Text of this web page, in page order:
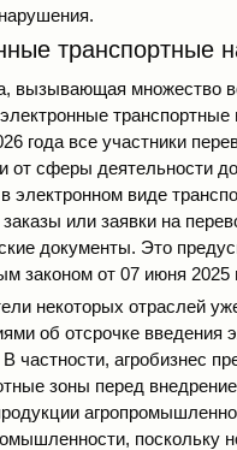
транспортные
вызывающая множество
года все участники
от сферы деятельности
электронном виде
или заявки на
документы. Это
законом от 07 июня
некоторых отраслей
об отсрочке введения
частности, агробизнес
зоны перед
поскольку